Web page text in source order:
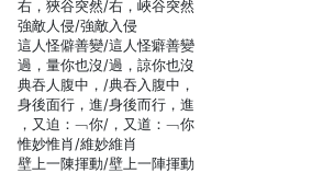
右，狹谷突然/右，峽谷突然
強敵人侵/強敵入侵
這人怪僻善變/這人怪癖善變
過，量你也沒/過，諒你也沒
典吞人腹中，/典吞入腹中，
身後面行，進/身後而行，進
，又迫：﹁你/，又道：﹁你
惟妙惟肖/維妙維肖
壁上一陳揮動/壁上一陣揮動